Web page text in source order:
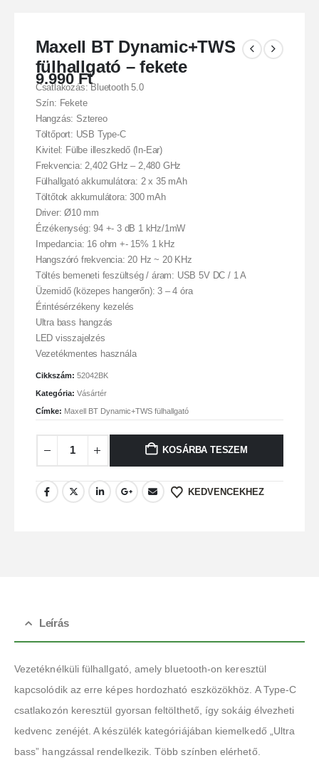
Maxell BT Dynamic+TWS
fülhallgató – fekete
9.990Ft
Csatlakozás: Bluetooth 5.0
Szín: Fekete
Hangzás: Sztereo
Töltőport: USB Type-C
Kivitel: Fülbe illeszkedő (In-Ear)
Frekvencia: 2,402 GHz – 2,480 GHz
Fülhallgató akkumulátora: 2 x 35 mAh
Töltőtok akkumulátora: 300 mAh
Driver: Ø10 mm
Érzékenység: 94 +- 3 dB 1 kHz/1mW
Impedancia: 16 ohm +- 15% 1 kHz
Hangszóró frekvencia: 20 Hz ~ 20 KHz
Töltés bemeneti feszültség / áram: USB 5V DC / 1 A
Üzemidő (közepes hangerőn): 3 – 4 óra
Érintésérzékeny kezelés
Ultra bass hangzás
LED visszajelzés
Vezetékmentes használa
Cikkszám: 52042BK
Kategória: Vásártér
Címke: Maxell BT Dynamic+TWS fülhallgató
KOSÁRBA TESZEM
KEDVENCEKHEZ
Leírás
Vezetéknélküli fülhallgató, amely bluetooth-on keresztül
kapcsolódik az erre képes hordozható eszközökhöz. A Type-C
csatlakozón keresztül gyorsan feltölthető, így sokáig élvezheti
kedvenc zenéjét. A készülék kategóriájában kiemelkedő „Ultra
bass” hangzással rendelkezik. Több színben elérhető.